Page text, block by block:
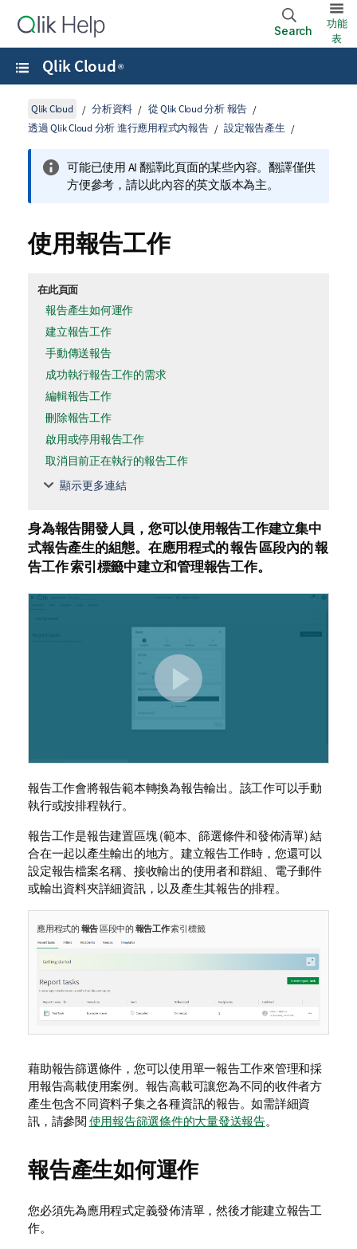
Search
功能
表
Qlik Cloud ®
Qlik Cloud 分析資料
從 Qlik Cloud 分析 報告
透過 Qlik Cloud 分析 進行應用程式內報告
設定報告產生
可能已使用 AI 翻譯此頁面的某些內容。翻譯僅供
方便參考，請以此內容的英文版本為主。
使用報告工作
在此頁面
報告產生如何運作
建立報告工作
手動傳送報告
成功執行報告工作的需求
編輯報告工作
刪除報告工作
啟用或停用報告工作
取消目前正在執行的報告工作
顯示更多連結
身為報告開發人員，您可以使用報告工作建立集中
式報告產生的組態。在應用程式的報告區段內的報
告工作索引標籤中建立和管理報告工作。
報告工作會將報告範本轉換為報告輸出。該工作可以手動
執行或按排程執行。
報告工作是報告建置區塊 (範本、 篩選條件和發佈清單) 結
合在一起以產生輸出的地方。建立報告工作時，您還可以
設定報告檔案名稱、接收輸出的使用者和群組、電子郵件
或輸出資料夾詳細資訊，以及產生其報告的排程。
應用程式的 報告區段中的 報告工作索引標籤
藉助報告篩選條件，您可以使用單一報告工作來管理和採
用報告高載使用案例。報告高載可讓您為不同的收件者方
產生包含不同資料子集之各種資訊的報告。如需詳細資
訊，請參閱 使用報告篩選條件的大量發送報告。
報告產生如何運作
您必須先為應用程式定義發佈清單，然後才能建立報告工
作。